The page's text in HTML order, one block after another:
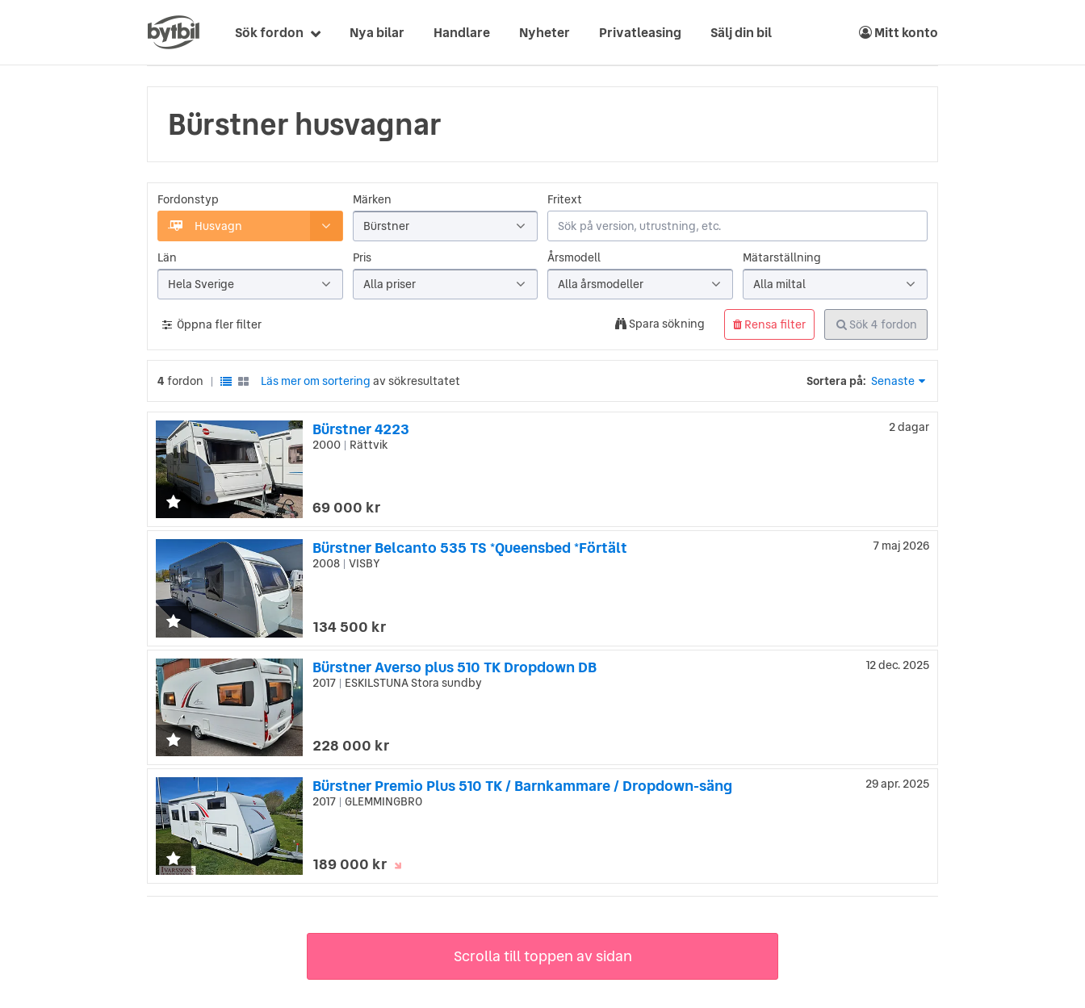
Sök fordon Nya bilar Handlare Nyheter Privatleasing Sälj din bil Mitt konto
Bürstner husvagnar
Fordonstyp
Husvagn
Märken
Bürstner
Fritext
Län
Hela Sverige
Pris
Alla priser
Årsmodell
Alla årsmodeller
Mätarställning
Alla miltal
Öppna fler filter Spara sökning Rensa filter Sök 4 fordon
4 fordon Läs mer om sortering av sökresultatet Sortera på: Senaste
Bürstner 4223
2000 Rättvik
2 dagar
69 000 kr
Bürstner Belcanto 535 TS *Queensbed *Förtält
2008 VISBY
7 maj 2026
134 500 kr
Bürstner Averso plus 510 TK Dropdown DB
2017 ESKILSTUNA Stora sundby
12 dec. 2025
228 000 kr
Bürstner Premio Plus 510 TK / Barnkammare / Dropdown-säng
2017 GLEMMINGBRO
29 apr. 2025
189 000 kr
Scrolla till toppen av sidan